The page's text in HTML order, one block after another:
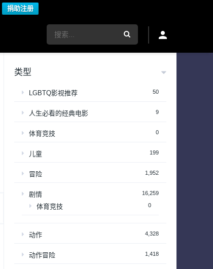
捐助注册
类型
LGBTQ影视推荐 50
人生必看的经典电影 9
体育竞技 0
儿童 199
冒险 1,952
剧情 16,259
体育竞技 0
动作 4,328
动作冒险 1,418